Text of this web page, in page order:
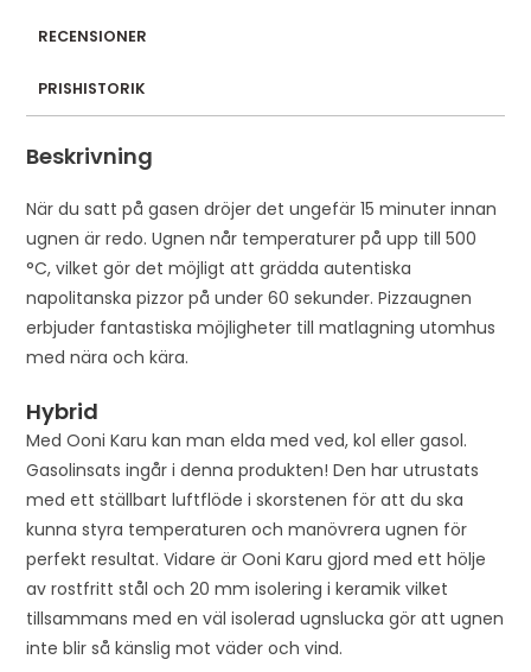
o
i
t
h
e
w
a
i
l
i
s
t
f
o
r
t
h
RECENSIONER
PRISHISTORIK
Beskrivning
När du satt på gasen dröjer det ungefär 15 minuter innan
ugnen är redo. Ugnen når temperaturer på upp till 500
°C, vilket gör det möjligt att grädda autentiska
napolitanska pizzor på under 60 sekunder. Pizzaugnen
erbjuder fantastiska möjligheter till matlagning utomhus
med nära och kära.
Hybrid
Med Ooni Karu kan man elda med ved, kol eller gasol.
Gasolinsats ingår i denna produkten! Den har utrustats
med ett ställbart luftflöde i skorstenen för att du ska
kunna styra temperaturen och manövrera ugnen för
perfekt resultat. Vidare är Ooni Karu gjord med ett hölje
av rostfritt stål och 20 mm isolering i keramik vilket
tillsammans med en väl isolerad ugnslucka gör att ugnen
inte blir så känslig mot väder och vind.